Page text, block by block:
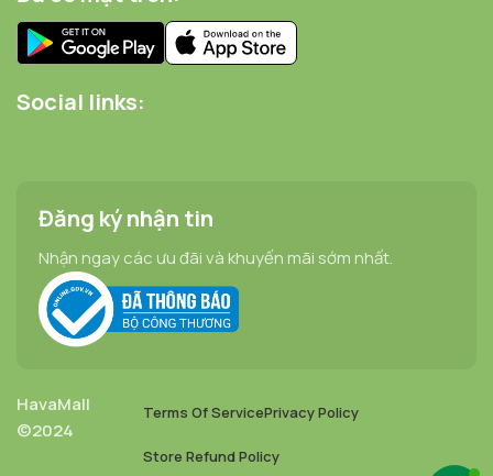
Social links:
Đăng ký nhận tin
Nhận ngay các ưu đãi và khuyến mãi sớm nhất.
HavaMall
©2024
Terms Of ServicePrivacy Policy
Store Refund Policy